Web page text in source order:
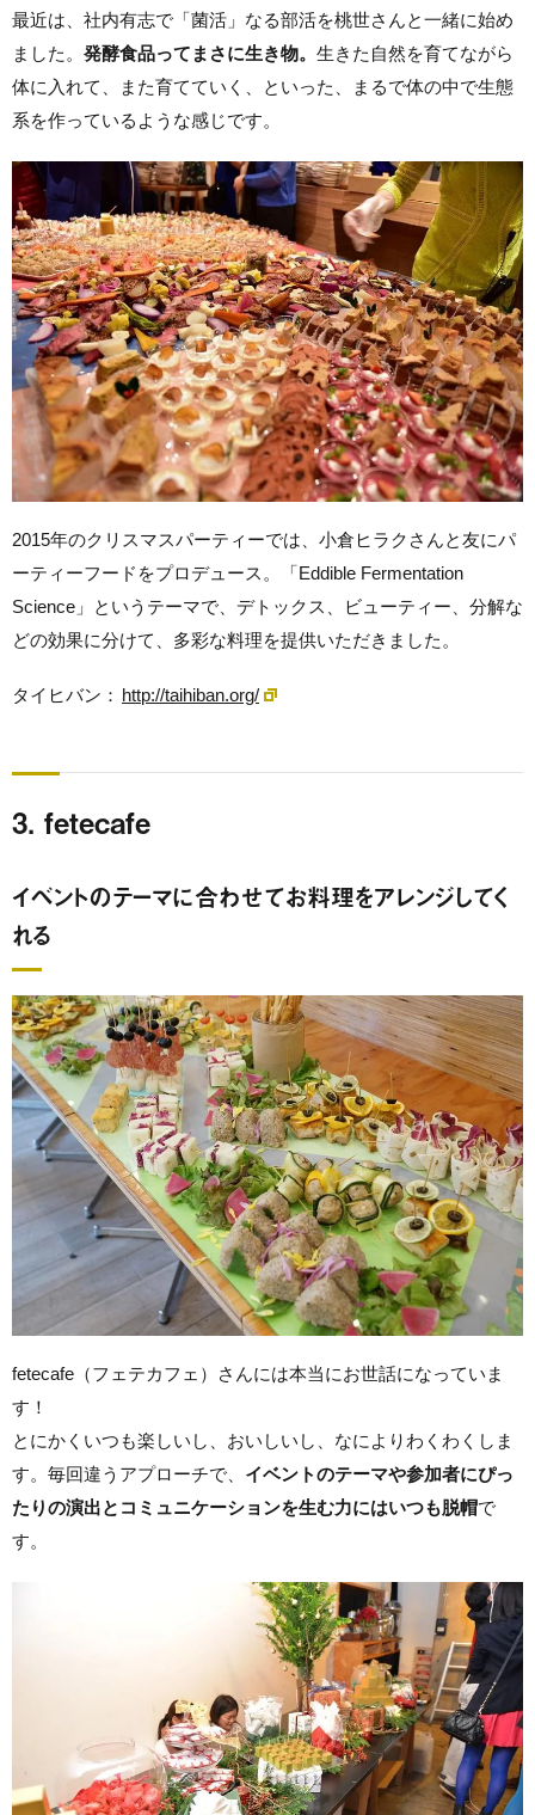
最近は、社内有志で「菌活」なる部活を桃世さんと一緒に始め
ました。 発酵食品ってまさに生き物。 生きた自然を育てながら
体に入れて、また育てていく、といった、まるで体の中で生態
系を作っているような感じです。
2015年のクリスマスパーティーでは、小倉ヒラクさんと友にパ
ーティーフードをプロデュース。「Eddible Fermentation
Science」というテーマで、デトックス、ビューティー、分解な
どの効果に分けて、多彩な料理を提供いただきました。
タイヒバン： http://taihiban.org/
3. fetecafe
イベントのテーマに合わせてお料理をアレンジしてく
れる
fetecafe（フェテカフェ）さんには本当にお世話になっていま
す！
とにかくいつも楽しいし、おいしいし、なによりわくわくしま
す。毎回違うアプローチで、 イベントのテーマや参加者にぴっ
たりの演出とコミュニケーションを生む力にはいつも脱帽で
す。